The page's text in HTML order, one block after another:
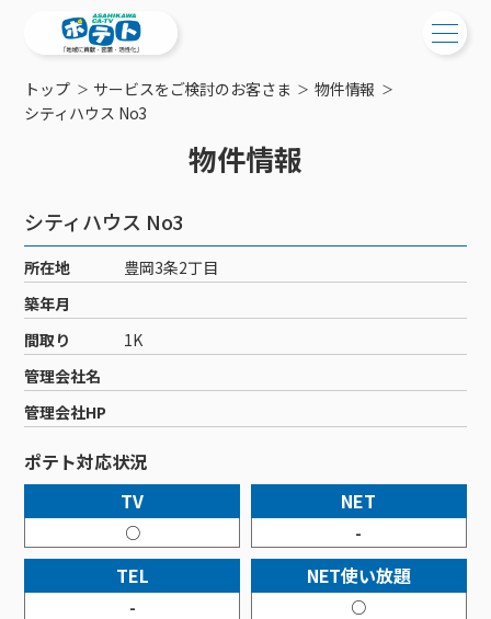
ご検討中の方
工事・配線について
新居をご検討中の方へ
ポテトを導入している集合住宅
物件情報
特典・キャンペーン
おトクな割引サービス
ご加入中の方
ご加入中のサービス確認・変更
WEBメール
サポートサービス
サポートサービストップ
リモートコール
回線速度測定
接続・設定⽅法
訪問サポート＆サポートパックサービス料⾦表
新着情報
メンテナンス・障害情報
ポテトからのプレゼント
イベントカレンダー
講座のご案内
サービス案内
サービス案内
ケーブルテレビ
ケーブルテレビトップ
チャンネル紹介
料⾦プラン
NHK衛星受信料団体⼀括⽀払
機器⼀覧
インターネット
インターネットトップ
料⾦プラン
Wi-Fiサービス
ポテトホーム防犯カメラ
オプションサービス
インターネットギガシェアプラン
固定電話
固定電話トップ
基本料⾦・通話料⾦
オプションサービス
auスマートバリュー
auまとめトーク
ポテトスマートフォントップ
料⾦プラン
機種⼀覧
オプションサービス
でんき
でんきトップ
ポラリンでんき×ポテト
ポテトでんき
暮らしを快適にするサービス
暮らしを快適にするサービストップ
ポテトライフメール
コミチャン
お困りの方はこちら
会社案内
メンテナンス
障害情報
トップ サービスをご検討のお客さま
物件情報
シティハウス No3
物件情報
シティハウス No3
所在地
豊岡3条2丁目
築年月
間取り
1K
管理会社名
管理会社HP
ポテト対応状況
TV
○
NET
-
TEL
-
NET使い放題
○